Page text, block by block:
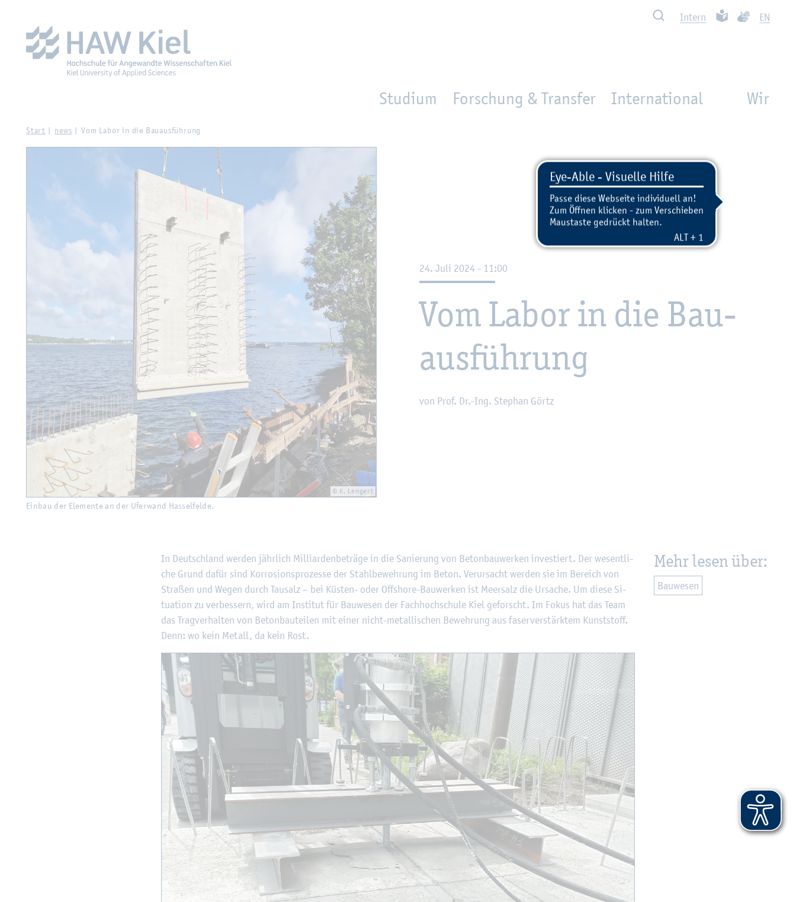
Such­ben In­tern Leich­te Spra­che
EN
Studium Forschung & Transfer International Wir
Start news Vom Labor in die Bau­aus­füh­rung
© K. Len­gert
Ein­bau der Ele­men­te an der Ufer­wand Has­sel­fel­de.
24. Juli 2024 - 11:00
Vom Labor in die Bau­
aus­füh­rung
von Prof. Dr.-Ing. Ste­phan Görtz
In Deutsch­land wer­den jähr­lich Mil­li­ar­den­be­trä­ge in die Sa­nie­rung von Be­ton­bau­wer­ken in­ves­tiert. Der we­sent­li­
che Grund dafür sind Kor­ro­si­ons­pro­zes­se der Stahl­be­weh­rung im Beton. Ver­ur­sacht wer­den sie im Be­reich von
Stra­ßen und Wegen durch Tau­salz – bei Küs­ten- oder Off­shore-Bau­wer­ken ist Meer­salz die Ur­sa­che. Um diese Si­
tua­ti­on zu ver­bes­sern, wird am In­sti­tut für Bau­we­sen der Fach­hoch­schu­le Kiel ge­forscht. Im Fokus hat das Team
das Trag­ver­hal­ten von Be­ton­bau­tei­len mit einer nicht-me­tal­li­schen Be­weh­rung aus fa­ser­ver­stärk­tem Kunst­stoff.
Denn: wo kein Me­tall, da kein Rost.
©Fach­hoch­schu­le Kiel Mehr lesen über:
Bau­we­sen